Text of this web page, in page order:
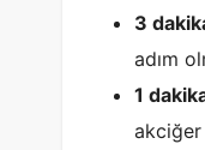
3
adım
1
akciğer